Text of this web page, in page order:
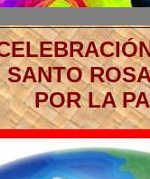
SANTO
POR LA